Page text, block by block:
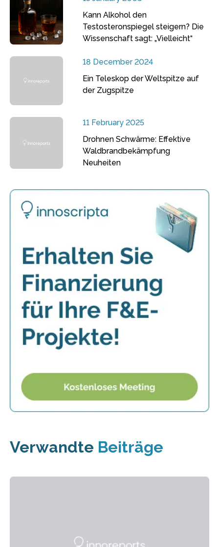
Kann Alkohol den
Testosteronspiegel steigern? Die
Wissenschaft sagt: „Vielleicht“
18 December 2024
Ein Teleskop der Weltspitze auf
der Zugspitze
11 February 2025
Drohnen Schwärme: Effektive
Waldbrandbekämpfung
Neuheiten
Verwandte Beiträge